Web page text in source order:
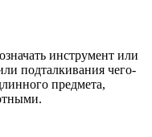
инструмент или
подталкивания чего-
предмета,